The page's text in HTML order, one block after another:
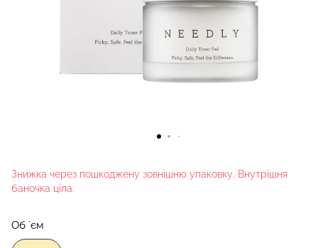
Знижка через пошкоджену зовнішню упаковку. Внутрішня
баночка ціла.
Об `єм